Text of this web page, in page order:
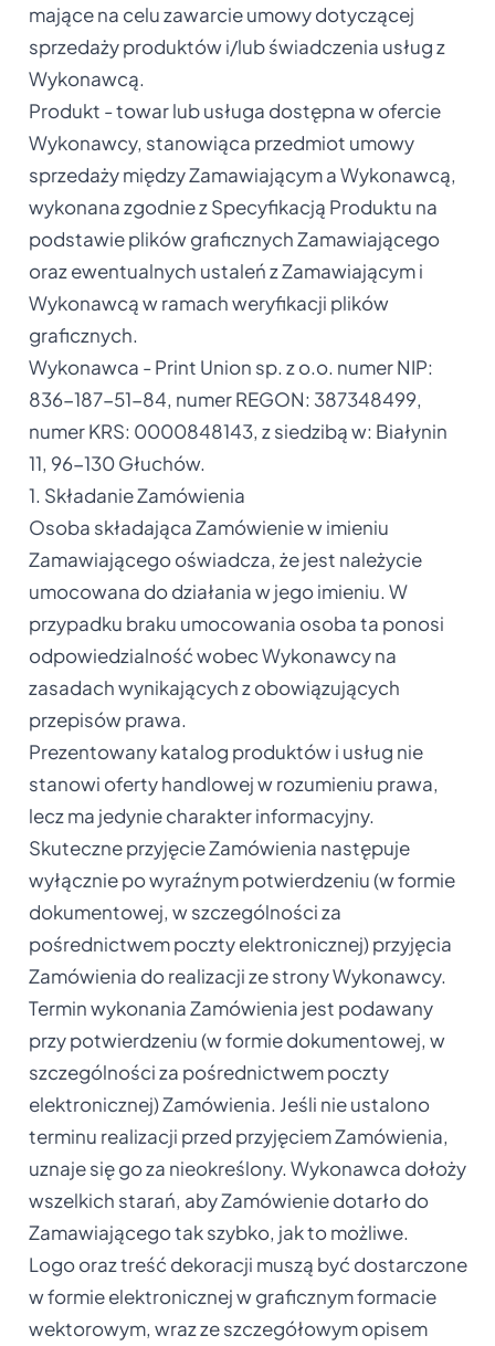
mające na celu zawarcie umowy dotyczącej
sprzedaży produktów i/lub świadczenia usług z
Wykonawcą.
Produkt - towar lub usługa dostępna w ofercie
Wykonawcy, stanowiąca przedmiot umowy
sprzedaży między Zamawiającym a Wykonawcą,
wykonana zgodnie z Specyfikacją Produktu na
podstawie plików graficznych Zamawiającego
oraz ewentualnych ustaleń z Zamawiającym i
Wykonawcą w ramach weryfikacji plików
graficznych.
Wykonawca - Print Union sp. z o.o. numer NIP:
836-187-51-84, numer REGON: 387348499,
numer KRS: 0000848143, z siedzibą w: Białynin
11, 96-130 Głuchów.
1. Składanie Zamówienia
Osoba składająca Zamówienie w imieniu
Zamawiającego oświadcza, że jest należycie
umocowana do działania w jego imieniu. W
przypadku braku umocowania osoba ta ponosi
odpowiedzialność wobec Wykonawcy na
zasadach wynikających z obowiązujących
przepisów prawa.
Prezentowany katalog produktów i usług nie
stanowi oferty handlowej w rozumieniu prawa,
lecz ma jedynie charakter informacyjny.
Skuteczne przyjęcie Zamówienia następuje
wyłącznie po wyraźnym potwierdzeniu (w formie
dokumentowej, w szczególności za
pośrednictwem poczty elektronicznej) przyjęcia
Zamówienia do realizacji ze strony Wykonawcy.
Termin wykonania Zamówienia jest podawany
przy potwierdzeniu (w formie dokumentowej, w
szczególności za pośrednictwem poczty
elektronicznej) Zamówienia. Jeśli nie ustalono
terminu realizacji przed przyjęciem Zamówienia,
uznaje się go za nieokreślony. Wykonawca dołoży
wszelkich starań, aby Zamówienie dotarło do
Zamawiającego tak szybko, jak to możliwe.
Logo oraz treść dekoracji muszą być dostarczone
w formie elektronicznej w graficznym formacie
wektorowym, wraz ze szczegółowym opisem